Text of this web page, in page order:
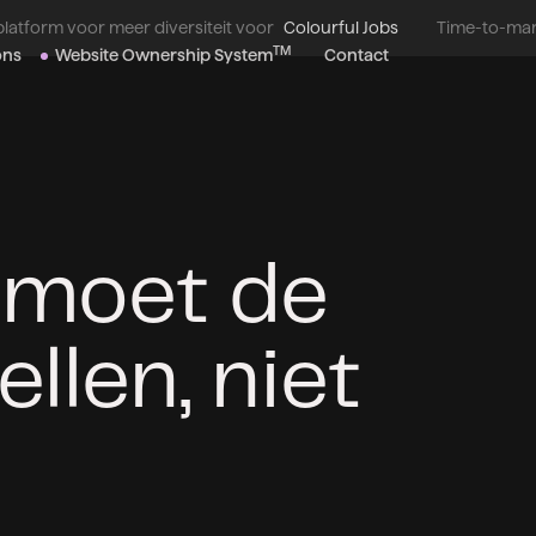
voor meer diversiteit voor Colourful Jobs
Time-to-
Website Ownership SystemTM Contact
de
niet